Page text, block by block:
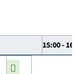
15:00 -